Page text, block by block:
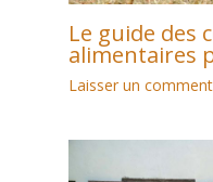
Le guide des
alimentaires
Laisser un